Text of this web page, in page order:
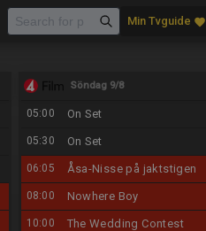
Min Tvguide favorite
Söndag 9/8
05:00 On Set
05:30 On Set
06:05 Åsa-Nisse på jaktstigen
08:00 Nowhere Boy
10:00 The Wedding Contest